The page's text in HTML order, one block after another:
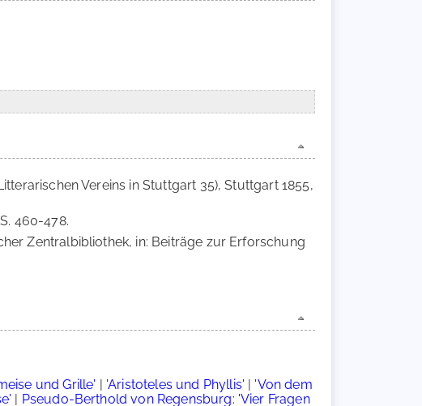
Vereins in Stuttgart 35), Stuttgart 1855,
460-478.
Zentralbibliothek, in: Beiträge zur Erforschung
und Grille' | 'Aristoteles und Phyllis' | 'Von dem
| Pseudo-Berthold von Regensburg: 'Vier Fragen